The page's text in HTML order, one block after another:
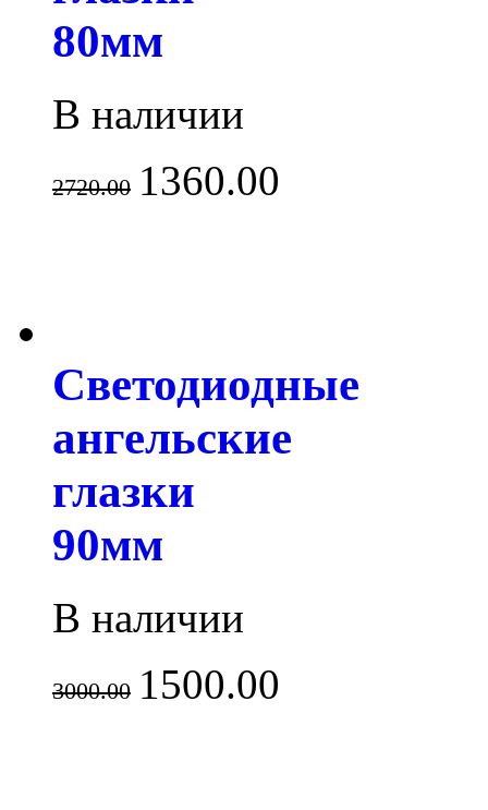
80мм
В наличии
2720.00 1360.00
Светодиодные
ангельские
глазки
90мм
В наличии
3000.00 1500.00